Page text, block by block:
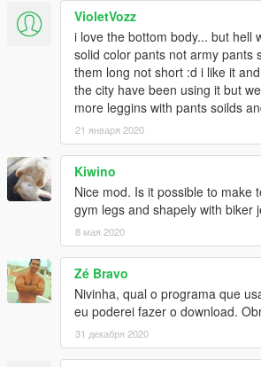
VioletVozz
i love the bottom body... but hell
solid color pants not army pants
them long not short :d i like it
the city have been using it but
more leggins with pants soilds
21 января 2020
Kiwino
Nice mod. Is it possible to make
gym legs and shapely with biker
8 мая 2020
Zé Bravo
Nivinha, qual o programa que
eu poderei fazer o download.
31 декабря 2020